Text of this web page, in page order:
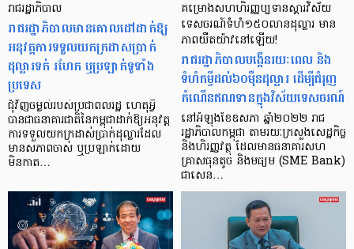
រាជរដ្ឋាភិបាល
រាជរដ្ឋាភិបាលមានគោលដៅដាក់ឱ្យ
អនុវត្តការទទួលយកក្រដាសប្រាក់
ដុល្លារទក់ រហែក ឬប្រឡាក់ទូទាំង
ប្រទេស
ជុំវិញចម្ងល់របស់ប្រជាពលរដ្ឋ ហេតុអ្វី
បានជាធនាគារជាតិនៃកម្ពុជាដាក់ឱ្យអនុវត្ត
ការទទួលយកក្រដាស់ប្រាក់ដុល្លារដែល
មានសភាពចាស់ ឬប្រឡាក់ដោយ
មិនកាត…
គម្រោងសហហិរញ្ញប្បទានស្តារវិស័យ
ទេសចរណ៍ទំហំ១៥០លានដុល្លារ មាន
ភាពយឺតយ៉ាវនៅឡើយ!
រាជរដ្ឋាភិបាលបង្កើនរយៈពេល និង
ទំហំកម្ចីដល់៦០ម៉ឺនដុល្លារ ដើម្បីជំរុញ
កំណើនឥណទានក្នុងវិស័យទេសចរណ៍
នៅអំឡុងខែឧសភា ឆ្នាំ២០២២ រាជ
រដ្ឋាភិបាលកម្ពុជា តាមរយៈក្រសួងសេដ្ឋកិច្ច
និងហិរញ្ញវត្ថុ ដែលមានធនាគារសហ
គ្រាសធុនតូច និងមធ្យម (SME Bank)
ជាសេន…